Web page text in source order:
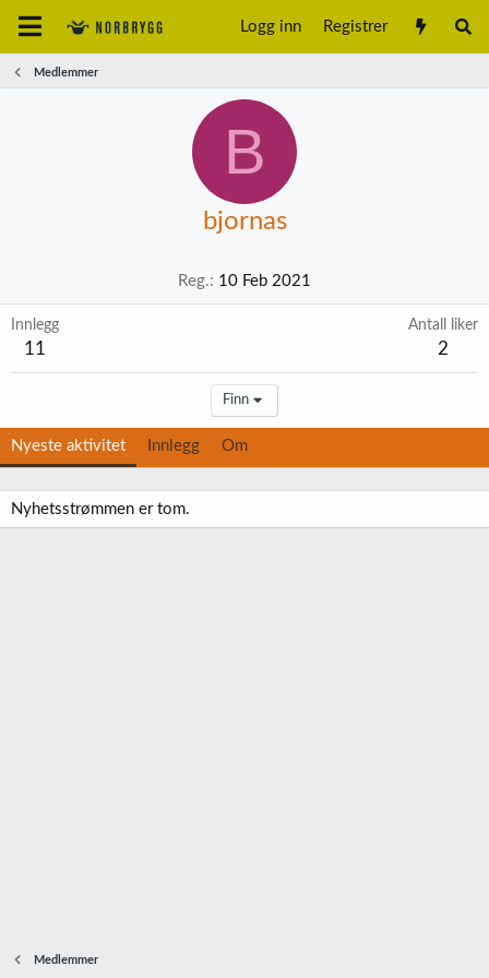
Logg inn Registrer
Medlemmer
B
bjornas
Reg. 10 Feb 2021
Innlegg
11
Antall liker
2
Finn
Nyeste aktivitet Innlegg Om
Nyhetsstrømmen er tom.
Medlemmer